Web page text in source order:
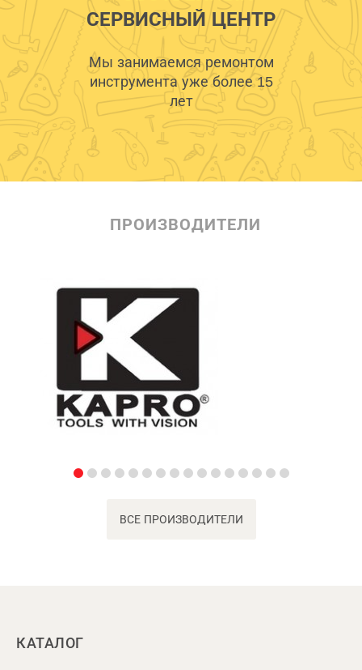
СЕРВИСНЫЙ ЦЕНТР
Мы занимаемся ремонтом
инструмента уже более 15
лет
ПРОИЗВОДИТЕЛИ
ВСЕ ПРОИЗВОДИТЕЛИ
КАТАЛОГ